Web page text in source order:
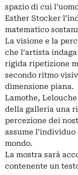
spazio di cui
Esther Stocker
matematico
La visione e la
che l’artista
rigida ripetizione
secondo ritmo
dimensione piana.
Lamothe,
della galleria una
percezione dei
assume
mondo.
La mostra sarà
contenente un